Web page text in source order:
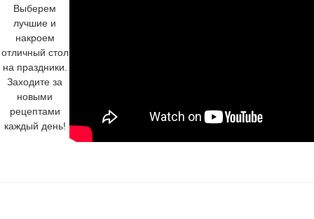
Выберем
лучшие и
накроем
отличный стол
на праздники.
Заходите за
новыми
рецептами
каждый день!